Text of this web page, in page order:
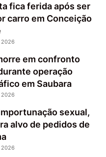
fica ferida após ser
carro em Conceição
em confronto
operação
em Saubara
sexual,
alvo de pedidos de
2026